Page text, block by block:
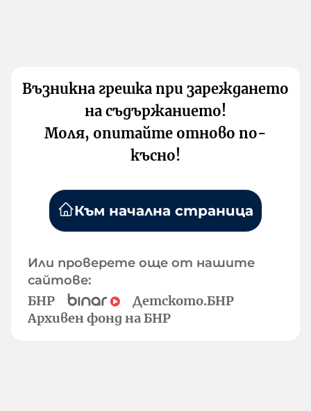
Възникна грешка при зареждането
на съдържанието!
Моля, опитайте отново по-
късно!
Към начална страница
Или проверете още от нашите
сайтове:
БНР
Детското.БНР
Архивен фонд на БНР